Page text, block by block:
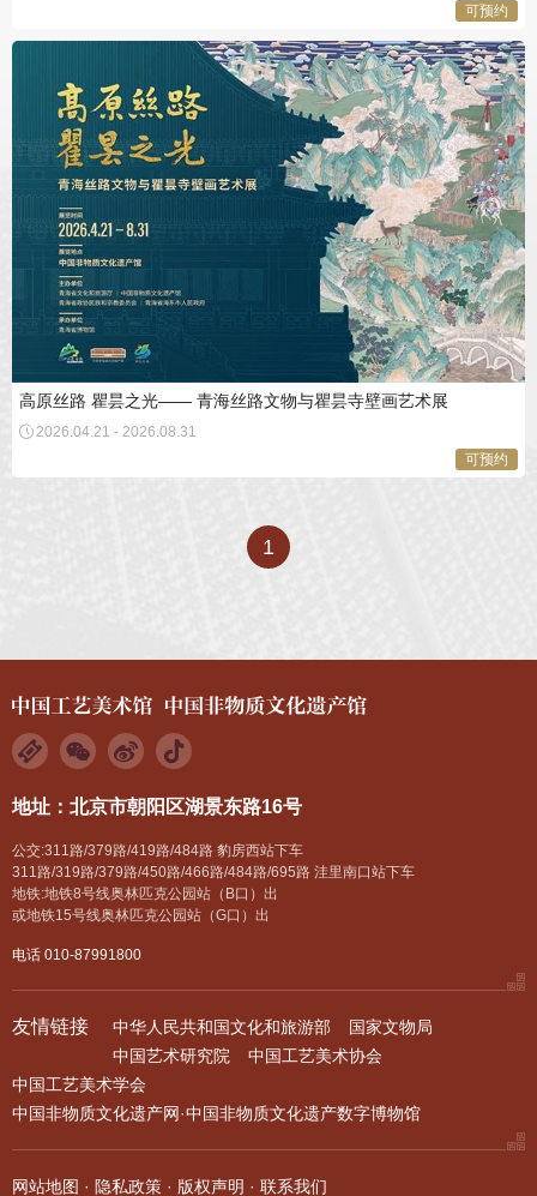
高原丝路 瞿昙之光—— 青海丝路文物与瞿昙寺壁画艺术展
2026.04.21 - 2026.08.31
1
地址：北京市朝阳区湖景东路16号
公交:311路/379路/419路/484路 豹房西站下车
311路/319路/379路/450路/466路/484路/695路 洼里南口站下车
地铁:地铁8号线奥林匹克公园站（B口）出
或地铁15号线奥林匹克公园站（G口）出
电话 010-87991800
友情链接 中华人民共和国文化和旅游部
国家文物局
中国艺术研究院
中国工艺美术协会
中国工艺美术学会
中国非物质文化遗产网·中国非物质文化遗产数字博物馆
网站地图 · 隐私政策 · 版权声明 · 联系我们